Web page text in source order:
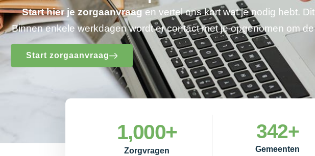
Start hier je zorgaanvraagen vertel ons kort wat je nodig hebt.
Binnen enkele werkdagen wordt er contact met je opgenomen om
Start zorgaanvraag
Zorgvragen
1,000+
Gemeenten
342+